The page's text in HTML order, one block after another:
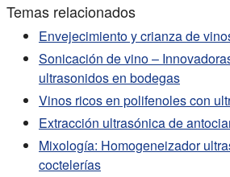
Temas relacionados
Envejecimiento y crianza de
Sonicación de vino –
ultrasonidos en bodegas
Vinos ricos en polifenoles con
Extracción ultrasónica de
Mixología: Homogeneizador
coctelerías